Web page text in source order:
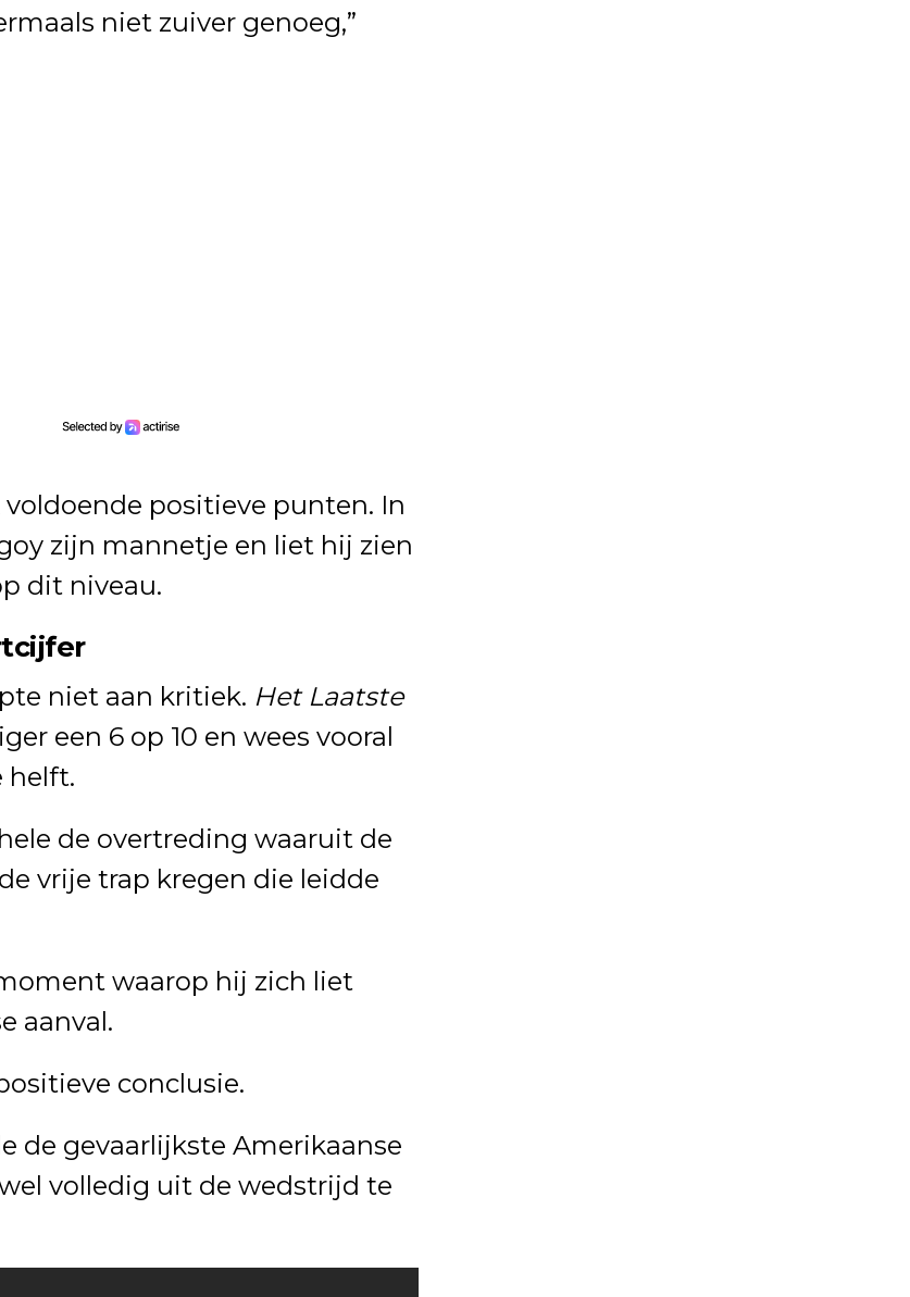
niet zuiver genoeg,”
positieve punten. In
zijn mannetje en liet hij zien
dit niveau.
niet aan kritiek. Het Laatste
een 6 op 10 en wees vooral
helft.
de overtreding waaruit de
vrije trap kregen die leidde
waarop hij zich liet
aanval.
conclusie.
de gevaarlijkste Amerikaanse
volledig uit de wedstrijd te